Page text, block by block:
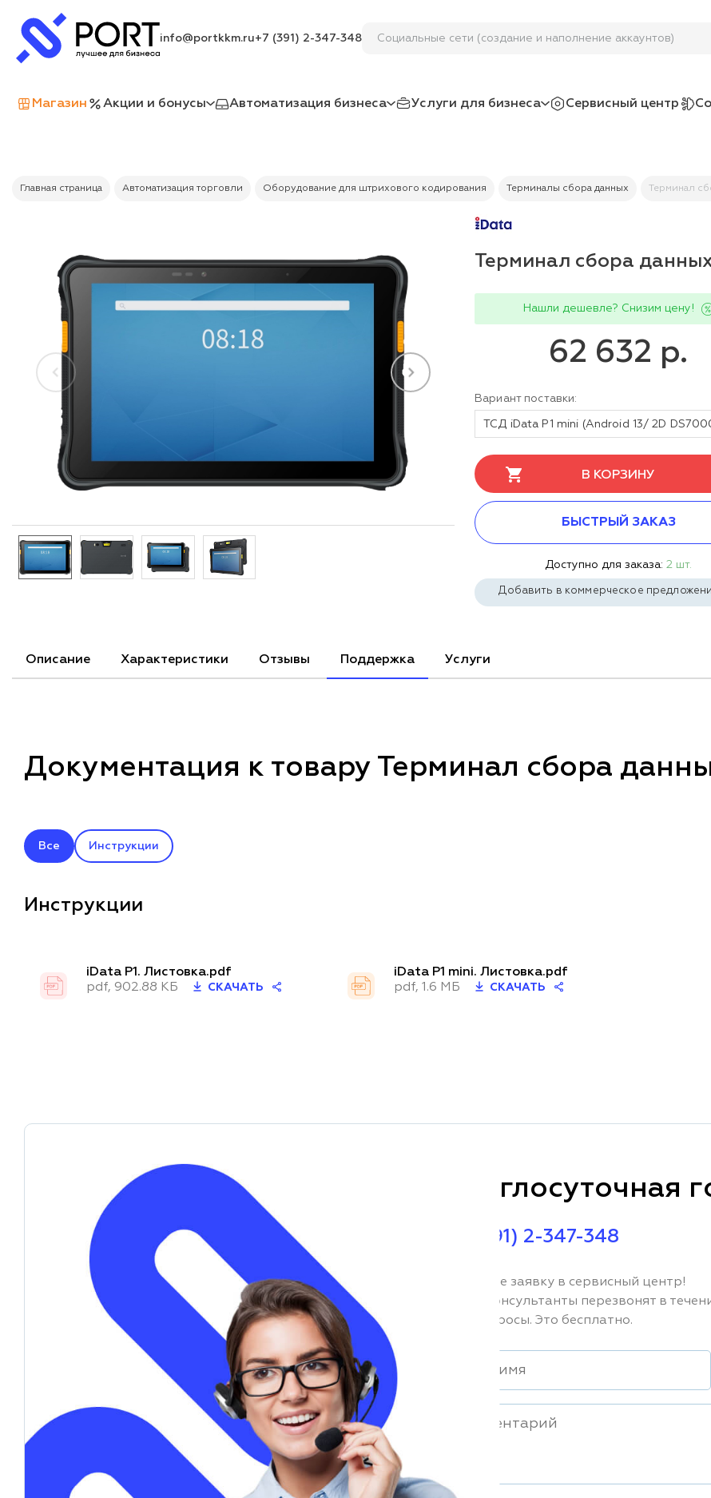
info@portkkm.ru+7 (391) 2-347-348 Социальные сети (создание и наполнение аккаунтов)
Магазин Акции и бонусы Автоматизация бизнеса Услуги для бизнеса Сервисный центр
Главная страница Автоматизация торговли Оборудование для штрихового кодирования Терминалы сбора данных Терминал
Терминал сбора
Нашли дешевле? Снизим цену!
62 632 р.
Вариант поставки:
В КОРЗИНУ
БЫСТРЫЙ ЗАКАЗ
Доступно для заказа: 2 шт.
Добавить в коммерческое
Описание Характеристики Отзывы Поддержка Услуги
Документация к товару Терминал сбора
Все Инструкции
Инструкции
iData P1. Листовка.pdf
pdf, 902.88 КБ
СКАЧАТЬ
iData P1 mini. Листовка.pdf
pdf, 1.6 МБ
СКАЧАТЬ
Круглосуточная
+7 (391) 2-347-348
Оставьте заявку в сервисный центр!
Наши консультанты перезвонят в
Вас вопросы. Это бесплатно.